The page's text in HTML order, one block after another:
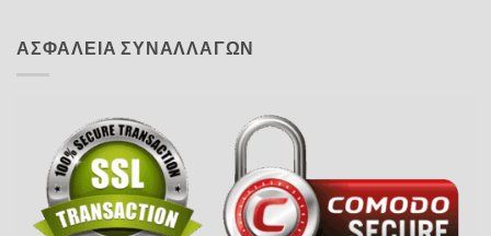
ΑΣΦΑΛΕΙΑ ΣΥΝΑΛΛΑΓΩΝ